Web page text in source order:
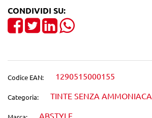
CONDIVIDI SU:
Share on Facebook
TweetShare on LinkedIn
Codice EAN: 1290515000155
Categoria: TINTE SENZA AMMONIACA
ABSTYLE